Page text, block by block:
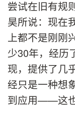
尝试在旧有规
昊所说：现在
上都不是刚刚
少30年，经历
现，提供了几
经只是一种想
到应用——这也